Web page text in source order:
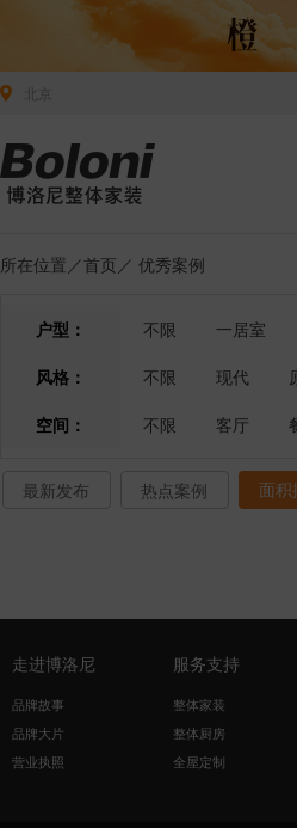
所在位置／首页 ／ 优秀案例
户型： 不限 一居室
风格：
不限 现代
空间：
不限 客厅
最新发布 热点案例 面积
走进博洛尼
品牌故事
品牌大片
营业执照
服务支持
整体家装
整体厨房
全屋定制